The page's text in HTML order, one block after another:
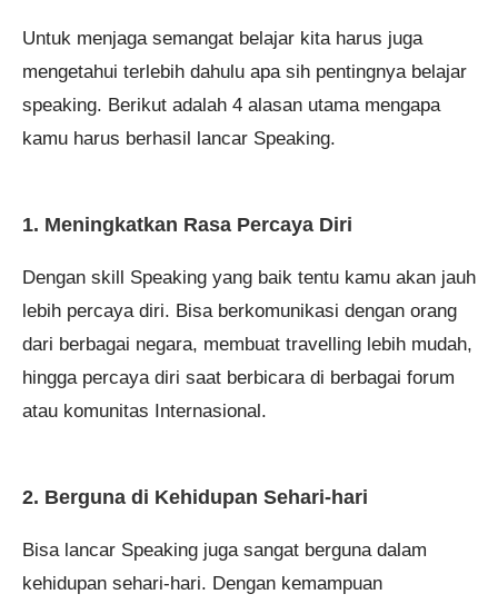
Untuk menjaga semangat belajar kita harus juga
mengetahui terlebih dahulu apa sih pentingnya belajar
speaking. Berikut adalah 4 alasan utama mengapa
kamu harus berhasil lancar Speaking.
1. Meningkatkan Rasa Percaya Diri
Dengan skill Speaking yang baik tentu kamu akan jauh
lebih percaya diri. Bisa berkomunikasi dengan orang
dari berbagai negara, membuat travelling lebih mudah,
hingga percaya diri saat berbicara di berbagai forum
atau komunitas Internasional.
2. Berguna di Kehidupan Sehari-hari
Bisa lancar Speaking juga sangat berguna dalam
kehidupan sehari-hari. Dengan kemampuan